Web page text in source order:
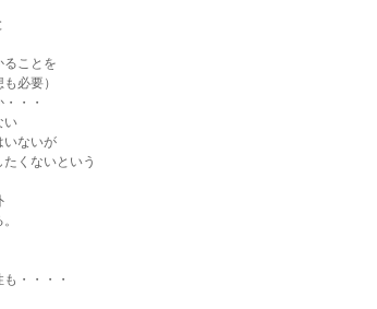
ことを
必要）
・・
い
いないが
くないという
・・・